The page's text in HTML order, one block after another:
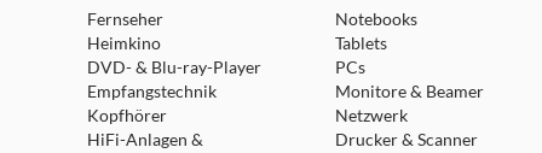
Fernseher
Heimkino
DVD- & Blu-ray-Player
Empfangstechnik
Kopfhörer
HiFi-Anlagen &
Notebooks
Tablets
PCs
Monitore & Beamer
Netzwerk
Drucker & Scanner